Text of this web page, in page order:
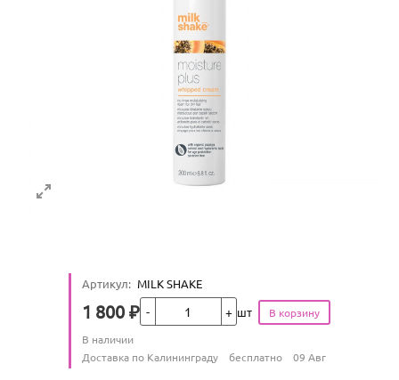
Артикул: MILK SHAKE
Цена
1 800 ₽Кол-во шт
Количество
В наличии
Условия доставки
Доставка по Калининграду бесплатно 09 Авг